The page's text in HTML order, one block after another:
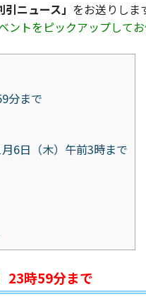
ニュース」 をお送りしま
トをピックアップしてお
分まで
6日（木）午前3時まで
23時59分まで